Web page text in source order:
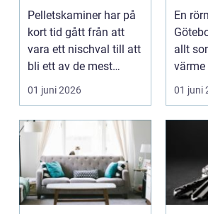
hem
Pelletskaminer har på
kort tid gått från att
vara ett nischval till att
bli ett av de mest
intressan...
01 juni 2026
för
och
En
allt
värme
b&ari...
01 juni